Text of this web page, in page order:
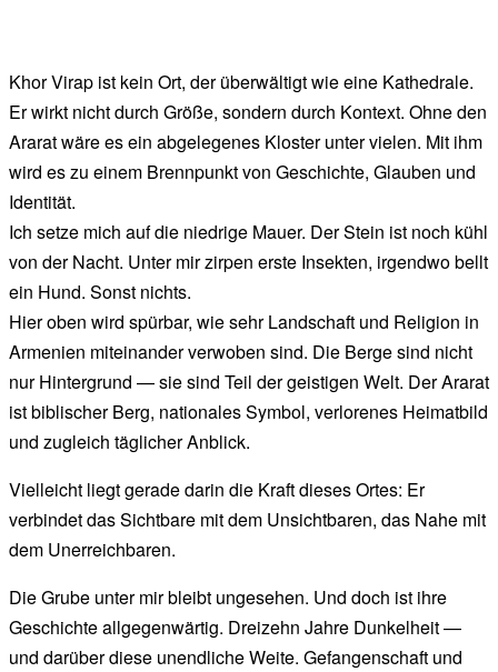
Khor Virap ist kein Ort, der überwältigt wie eine Kathedrale.
Er wirkt nicht durch Größe, sondern durch Kontext. Ohne den
Ararat wäre es ein abgelegenes Kloster unter vielen. Mit ihm
wird es zu einem Brennpunkt von Geschichte, Glauben und
Identität.
Ich setze mich auf die niedrige Mauer. Der Stein ist noch kühl
von der Nacht. Unter mir zirpen erste Insekten, irgendwo bellt
ein Hund. Sonst nichts.
Hier oben wird spürbar, wie sehr Landschaft und Religion in
Armenien miteinander verwoben sind. Die Berge sind nicht
nur Hintergrund — sie sind Teil der geistigen Welt. Der Ararat
ist biblischer Berg, nationales Symbol, verlorenes Heimatbild
und zugleich täglicher Anblick.
Vielleicht liegt gerade darin die Kraft dieses Ortes: Er
verbindet das Sichtbare mit dem Unsichtbaren, das Nahe mit
dem Unerreichbaren.
Die Grube unter mir bleibt unge­sehen. Und doch ist ihre
Geschichte allgegenwärtig. Dreizehn Jahre Dunkelheit —
und darüber diese unendliche Weite. Gefangenschaft und